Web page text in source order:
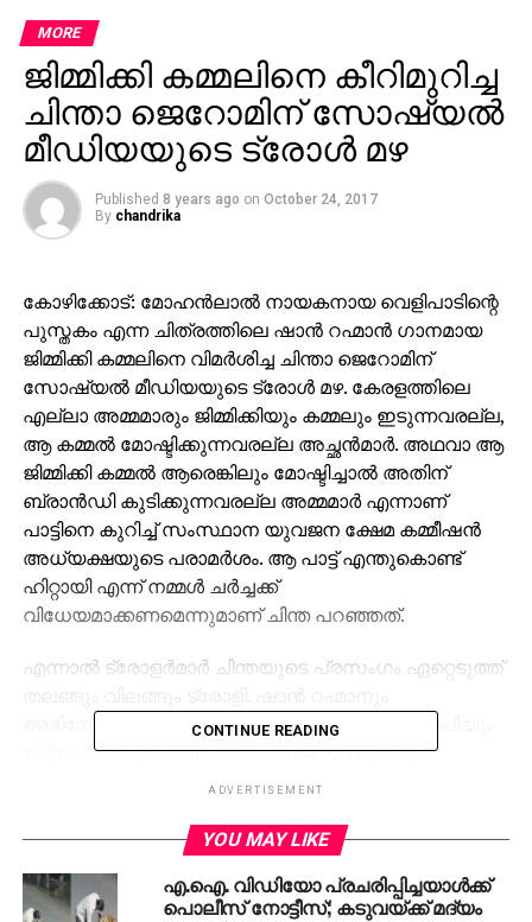
MORE
ജിമ്മിക്കി കമ്മലിനെ കീറിമുറിച്ച
ചിന്താ ജെറോമിന് സോഷ്യല്‍
മീഡിയയുടെ ട്രോള്‍ മഴ
Published 8 years ago on October 24, 2017
By chandrika
കോഴിക്കോട്: മോഹന്‍ലാല്‍ നായകനായ വെളിപാടിന്റെ
പുസ്തകം എന്ന ചിത്രത്തിലെ ഷാന്‍ റഹ്മാന്‍ ഗാനമായ
ജിമ്മിക്കി കമ്മലിനെ വിമര്‍ശിച്ച ചിന്താ ജെറോമിന്
സോഷ്യല്‍ മീഡിയയുടെ ട്രോള്‍ മഴ. കേരളത്തിലെ
എല്ലാ അമ്മമാരും ജിമ്മിക്കിയും കമ്മലും ഇടുന്നവരല്ല,
ആ കമ്മല്‍ മോഷ്ടിക്കുന്നവരല്ല അച്ഛന്‍മാര്‍. അഥവാ ആ
ജിമ്മിക്കി കമ്മല്‍ ആരെങ്കിലും മോഷ്ടിച്ചാല്‍ അതിന്
ബ്രാന്‍ഡി കുടിക്കുന്നവരല്ല അമ്മമാര്‍ എന്നാണ്
പാട്ടിനെ കുറിച്ച് സംസ്ഥാന യുവജന ക്ഷേമ കമ്മീഷന്‍
അധ്യക്ഷയുടെ പരാമര്‍ശം. ആ പാട്ട് എന്തുകൊണ്ട്
ഹിറ്റായി എന്ന് നമ്മള്‍ ചര്‍ച്ചക്ക്
വിധേയമാക്കണമെന്നുമാണ് ചിന്ത പറഞ്ഞത്.
എന്നാല്‍ ട്രോളര്‍മാര്‍ ചിന്തയുടെ പ്രസംഗം ഏറ്റെടുത്ത്
അഭിനേതാവും തിരക്കഥാകൃത്തുമായ മുരളി ഗോപിയും
ഉള്‍പ്പെടെയുള്ള താരങ്ങളും ചിന്തയെ വിമര്‍ശിച്ച്
പലതരം മണ്ടത്തരം കണ്ടിട്ടുണ്ട്, പക്ഷേ മണ്ടത്തരം ഒരു
അബദ്ധമായി തോന്നിയത് ഇപ്പോഴാണ് എന്നാണ് ഷാന്‍
ഫേസ്ബുക്കില്‍ കുറിച്ചത്. ‘ദേവരാജന്‍ മാസ്റ്ററും ഓ എന്‍
CONTINUE READING
ADVERTISEMENT
YOU MAY LIKE
എ.ഐ. വിഡിയോ പ്രചരിപ്പിച്ചയാള്‍ക്ക്
പൊലീസ് നോട്ടീസ്; കടുവയ്ക്ക് മദ്യം